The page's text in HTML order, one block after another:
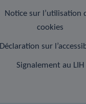
Notice sur l’utilisation
cookies
Déclaration sur
Signalement au LIH